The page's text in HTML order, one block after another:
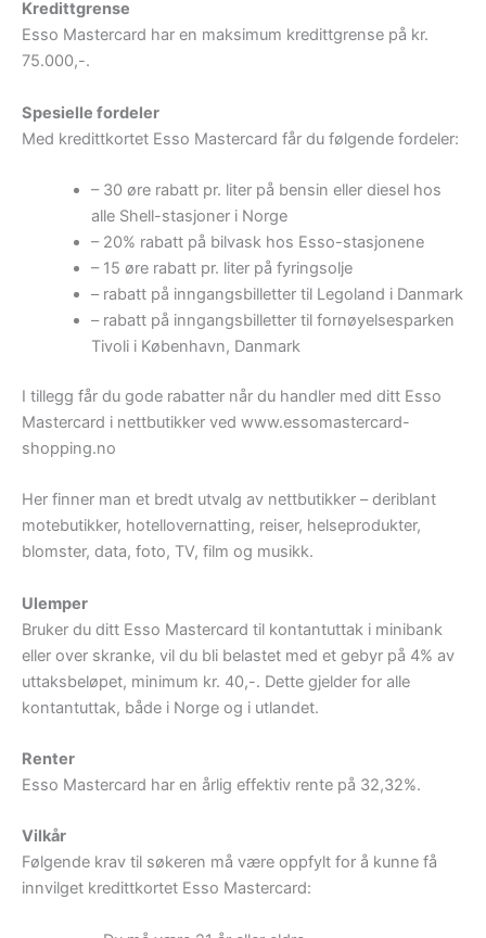
Kredittgrense
Esso Mastercard har en maksimum kredittgrense på kr.
75.000,-.
Spesielle fordeler
Med kredittkortet Esso Mastercard får du følgende fordeler:
– 30 øre rabatt pr. liter på bensin eller diesel hos
alle Shell-stasjoner i Norge
– 20% rabatt på bilvask hos Esso-stasjonene
– 15 øre rabatt pr. liter på fyringsolje
– rabatt på inngangsbilletter til Legoland i Danmark
– rabatt på inngangsbilletter til fornøyelsesparken
Tivoli i København, Danmark
I tillegg får du gode rabatter når du handler med ditt Esso
Mastercard i nettbutikker ved www.essomastercard-
shopping.no
Her finner man et bredt utvalg av nettbutikker – deriblant
motebutikker, hotellovernatting, reiser, helseprodukter,
blomster, data, foto, TV, film og musikk.
Ulemper
Bruker du ditt Esso Mastercard til kontantuttak i minibank
eller over skranke, vil du bli belastet med et gebyr på 4% av
uttaksbeløpet, minimum kr. 40,-. Dette gjelder for alle
kontantuttak, både i Norge og i utlandet.
Renter
Esso Mastercard har en årlig effektiv rente på 32,32%.
Vilkår
Følgende krav til søkeren må være oppfylt for å kunne få
innvilget kredittkortet Esso Mastercard: